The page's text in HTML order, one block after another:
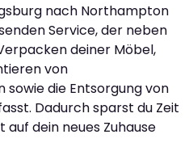
nach Northampton
Service, der neben
deiner Möbel,
von
sowie die Entsorgung von
Dadurch sparst du Zeit
dein neues Zuhause